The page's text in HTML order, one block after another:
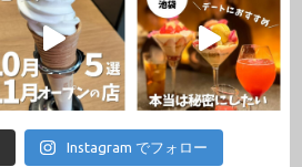
Instagram でフォロー